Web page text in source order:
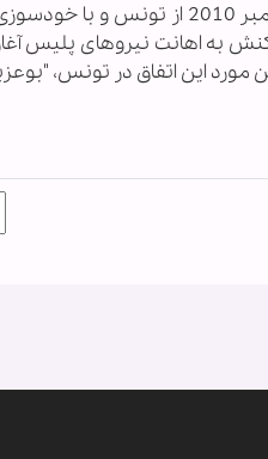
سلسله انقلاب های کشورهای تونس، مصر و لیبی
اهانت نیروهای پلیس آغاز
این اتفاق در تونس،